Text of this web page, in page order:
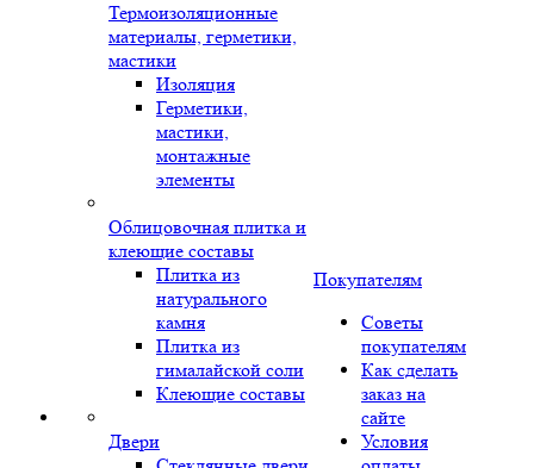
Термоизоляционные
материалы, герметики,
мастики
Изоляция
Герметики,
мастики,
монтажные
элементы
Облицовочная плитка и
клеющие составы
Плитка из
натурального
камня
Плитка из
гималайской соли
Клеющие составы
Двери
Покупателям
Советы
покупателям
Как сделать
заказ на
сайте
Условия